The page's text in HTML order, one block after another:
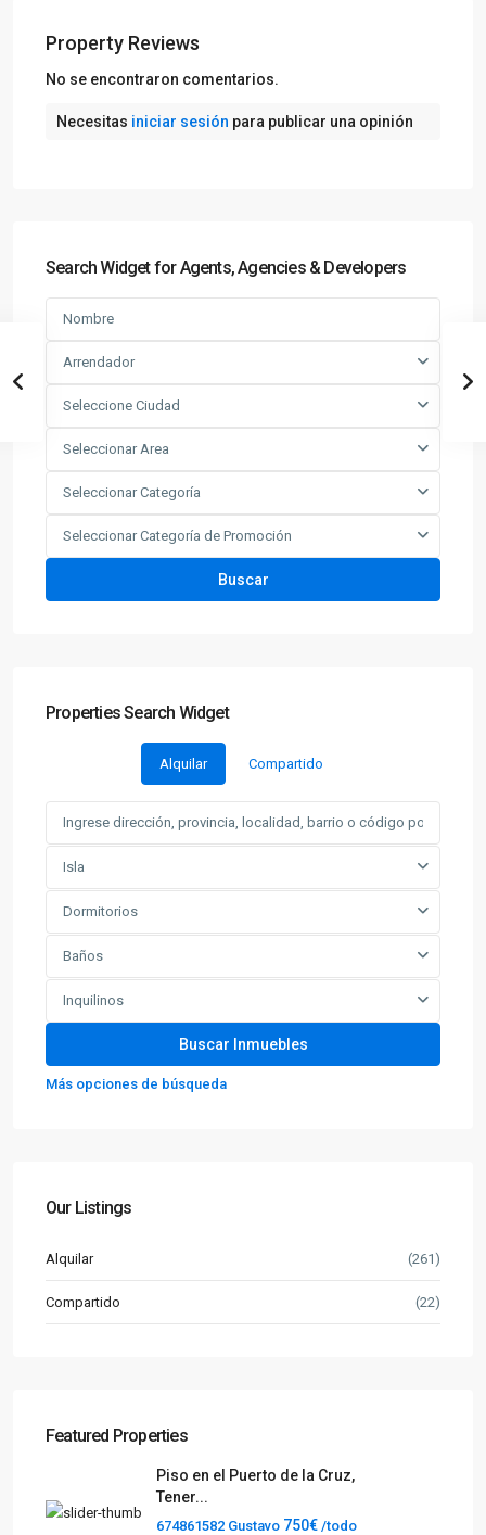
Property Reviews
No se encontraron comentarios.
Necesitas iniciar sesión para publicar una opinión
Search Widget for Agents, Agencies & Developers
Arrendador
Seleccione Ciudad
Seleccionar Area
Seleccionar Categoría
Seleccionar Categoría de Promoción
Buscar
Properties Search Widget
Alquilar Compartido
Isla
Dormitorios
Baños
Inquilinos
Más opciones de búsqueda
Our Listings
Alquilar (261)
Compartido (22)
Featured Properties
Piso en el Puerto de la Cruz,
Tener...
674861582 Gustavo 750€ /todo